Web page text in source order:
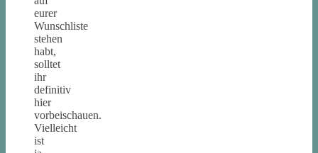
eurer
Wunschliste
stehen
habt,
solltet
ihr
definitiv
hier
vorbeischauen.
Vielleicht
ist